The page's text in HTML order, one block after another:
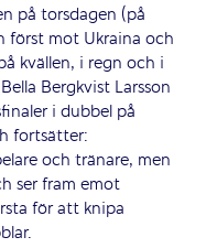
på torsdagen (på
först mot Ukraina och
kvällen, i regn och i
Bergkvist Larsson
i dubbel på
fortsätter:
och tränare, men
ser fram emot
för att knipa